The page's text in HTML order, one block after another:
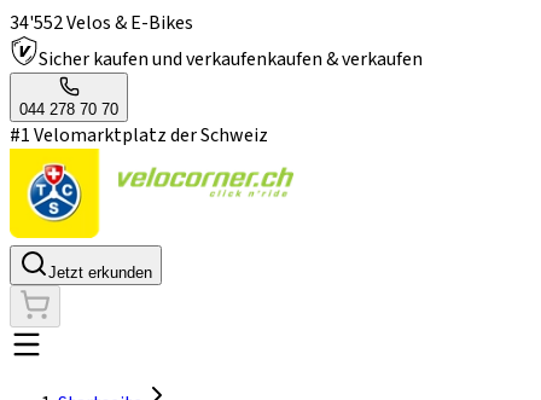
34'552 Velos & E-Bikes
Sicher kaufen und verkaufenkaufen & verkaufen
044 278 70 70
#1 Velomarktplatz der Schweiz
Jetzt erkunden